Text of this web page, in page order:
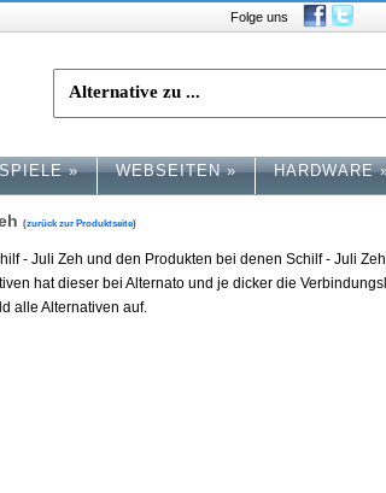
Folge uns
SPIELE» WEBSEITEN» HARDWARE
(zurück zur Produktseite)
- Juli Zeh und den Produkten bei denen Schilf - Juli
hat dieser bei Alternato und je dicker die
alle Alternativen auf.